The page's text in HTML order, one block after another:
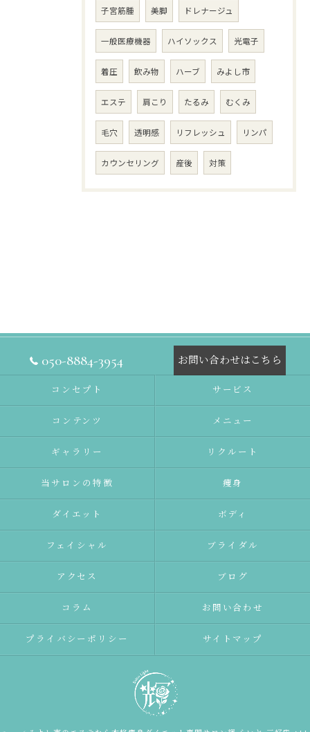
子宮筋腫 美脚 ドレナージュ
一般医療機器 ハイソックス 光電子
着圧 飲み物 ハーブ みよし市
エステ 肩こり たるみ むくみ
毛穴 透明感 リフレッシュ リンパ
カウンセリング 産後 対策
050-8884-3954 お問い合わせはこちら
コンセプト サービス
コンテンツ メニュー
ギャラリー リクルート
当サロンの特徴 痩身
ダイエット ボディ
フェイシャル ブライダル
アクセス ブログ
コラム お問い合わせ
プライバシーポリシー サイトマップ